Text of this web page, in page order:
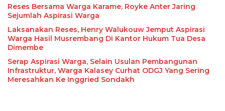
Reses Bersama Warga Karame, Royke Anter Jaring
Sejumlah Aspirasi Warga
Laksanakan Reses, Henry Walukouw Jemput Aspirasi
Warga Hasil Musrembang Di Kantor Hukum Tua Desa
Dimembe
Serap Aspirasi Warga, Selain Usulan Pembangunan
Infrastruktur, Warga Kalasey Curhat ODGJ Yang Sering
Meresahkan Ke Inggried Sondakh